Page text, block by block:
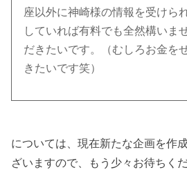
座以外に神崎様の情報を受けら
していれば有料でも全然構いま
だきたいです。（むしろお金を
きたいです笑）
については、現在新たな企画を作
ざいますので、もう少々お待ちく